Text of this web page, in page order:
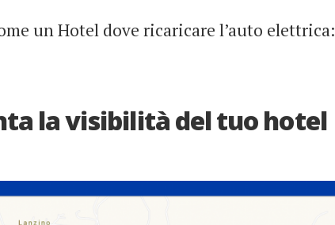
un Hotel dove ricaricare l’auto elettrica:
la visibilità del tuo hotel